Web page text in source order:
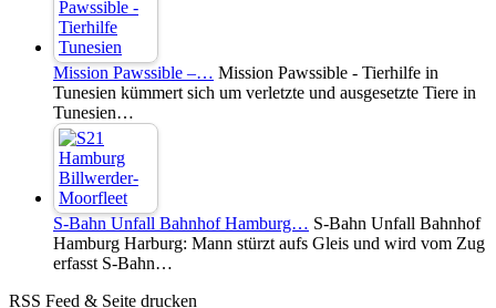
Mission Pawssible –… Mission Pawssible - Tierhilfe in
Tunesien kümmert sich um verletzte und ausgesetzte Tiere in
Tunesien…
S-Bahn Unfall Bahnhof Hamburg… S-Bahn Unfall Bahnhof
Hamburg Harburg: Mann stürzt aufs Gleis und wird vom Zug
erfasst S-Bahn…
RSS Feed & Seite drucken